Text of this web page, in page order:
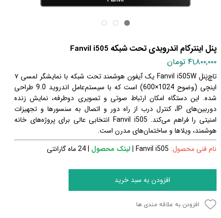
پنل اینترکام اندرویدی تحت شبکه Fanvil i505
۴۱,۸۰۰,۰۰۰ تومان
تاچ‌پَنل Fanvil i505W یک آیفون هوشمند تحت شبکه با نمایشگر لمسی ۷
اینچی (وضوح 1024×600) است که با سیستم‌عامل اندروید 9.0 طراحی
شده. این دستگاه امکان ارتباط صوتی و تصویری دوطرفه، نمایش زنده
دوربین‌های IP، کنترل درب از راه دور و اتصال به سنسورها و تجهیزات
امنیتی را فراهم می‌کند. Fanvil i505 انتخابی عالی برای پروژه‌های خانه
هوشمند، ویلاها و ساختمان‌های مدرن است.
نام فنی محصول:
|لینک محصول | 24 ماه گارانتی
افزودن به سبد خرید
افزودن به علاقه مندی ها